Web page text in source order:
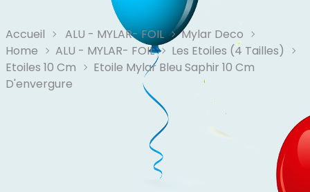
Accueil ALU - MYLAR- FOIL
Mylar Deco
Home
ALU - MYLAR- FOIL
Les Etoiles (4 Tailles)
Etoiles 10 Cm
Etoile Mylar Bleu Saphir 10 Cm
D'envergure